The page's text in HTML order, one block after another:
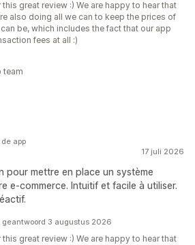
great review :) We are happy to hear that
also doing all we can to keep the prices of
be, which includes the fact that our app
fees at all :)
team
17 juli 2026
pour mettre en place un système
e-commerce. Intuitif et facile à utiliser.
app
3 augustus 2026
great review :) We are happy to hear that